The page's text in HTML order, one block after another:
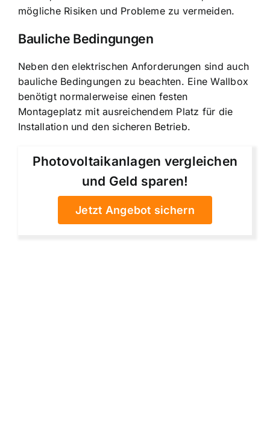
mögliche Risiken und Probleme zu vermeiden.
Bauliche Bedingungen
Neben den elektrischen Anforderungen sind auch
bauliche Bedingungen zu beachten. Eine Wallbox
benötigt normalerweise einen festen
Montageplatz mit ausreichendem Platz für die
Installation und den sicheren Betrieb.
Photovoltaikanlagen vergleichen
und Geld sparen!
Jetzt Angebot sichern